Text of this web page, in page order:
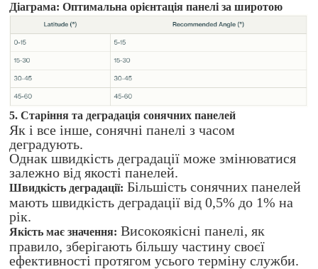
Діаграма: Оптимальна орієнтація панелі за широтою
5. Старіння та деградація сонячних панелей
Як і все інше, сонячні панелі з часом
деградують.
Однак швидкість деградації може змінюватися
залежно від якості панелей.
Швидкість деградації: Більшість сонячних панелей
мають швидкість деградації від 0,5% до 1% на
рік.
Якість має значення: Високоякісні панелі, як
правило, зберігають більшу частину своєї
ефективності протягом усього терміну служби.